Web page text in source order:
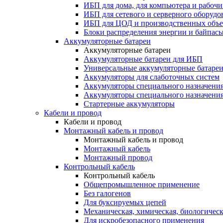
ИБП для дома, для компьютера и
ИБП для сетевого и серверного
ИБП для ЦОД и производственных
Блоки распределения энергии и
Аккумуляторные батареи
Аккумуляторные батареи
Аккумуляторные батареи для ИБП
Универсальные аккумуляторные батареи
Аккумуляторы для слаботочных систем
Аккумуляторы специального
Аккумуляторы специального
Стартерные аккумуляторы
Кабели и провод
Кабели и провод
Монтажный кабель и провод
Монтажный кабель и провод
Монтажный кабель
Монтажный провод
Контрольный кабель
Контрольный кабель
Общепромышленное применение
Без галогенов
Для буксируемых цепей
Механическая, химическая,
Для искробезопасного применения